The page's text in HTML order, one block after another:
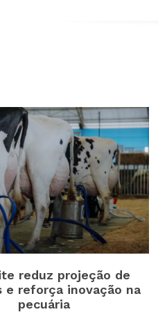
reduz projeção de
e reforça inovação na
pecuária